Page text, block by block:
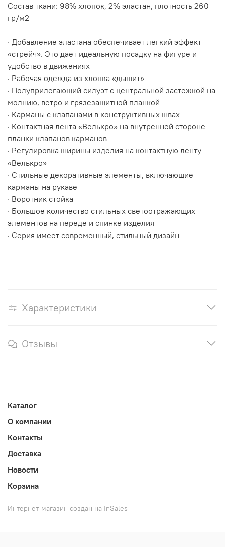
Состав ткани: 98% хлопок, 2% эластан, плотность 260
гр/м2
· Добавление эластана обеспечивает легкий эффект
«стрейч». Это дает идеальную посадку на фигуре и
удобство в движениях
· Рабочая одежда из хлопка «дышит»
· Полуприлегающий силуэт с центральной застежкой на
молнию, ветро и грязезащитной планкой
· Карманы с клапанами в конструктивных швах
· Контактная лента «Велькро» на внутренней стороне
планки клапанов карманов
· Регулировка ширины изделия на контактную ленту
«Велькро»
· Стильные декоративные элементы, включающие
карманы на рукаве
· Воротник стойка
· Большое количество стильных светоотражающих
элементов на переде и спинке изделия
· Серия имеет современный, стильный дизайн
Характеристики
Отзывы
Каталог
О компании
Контакты
Доставка
Новости
Корзина
Интернет-магазин создан на InSales